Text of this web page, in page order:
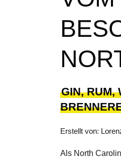
GIN, RUM,
Erstellt von:
Als North